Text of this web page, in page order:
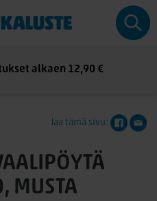
alkaen 12,90 €
Jaa tämä sivu:
MUSTA